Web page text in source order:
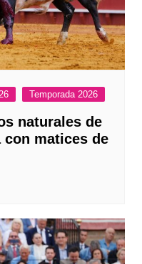
Temporada 2026
naturales de
con matices de